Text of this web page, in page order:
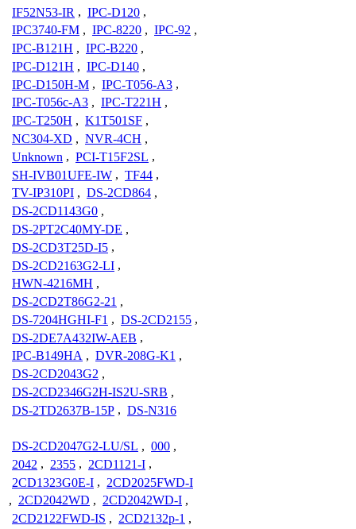
IF52N53-IR , IPC-D120 ,
IPC3740-FM , IPC-8220 , IPC-92 ,
IPC-B121H , IPC-B220 ,
IPC-D121H , IPC-D140 ,
IPC-D150H-M , IPC-T056-A3 ,
IPC-T056c-A3 , IPC-T221H ,
IPC-T250H , K1T501SF ,
NC304-XD , NVR-4CH ,
Unknown , PCI-T15F2SL ,
SH-IVB01UFE-IW , TF44 ,
TV-IP310PI , DS-2CD864 ,
DS-2CD1143G0 ,
DS-2PT2C40MY-DE ,
DS-2CD3T25D-I5 ,
DS-2CD2163G2-LI ,
HWN-4216MH ,
DS-2CD2T86G2-21 ,
DS-7204HGHI-F1 , DS-2CD2155 ,
DS-2DE7A432IW-AEB ,
IPC-B149HA , DVR-208G-K1 ,
DS-2CD2043G2 ,
DS-2CD2346G2H-IS2U-SRB ,
DS-2TD2637B-15P , DS-N316
DS-2CD2047G2-LU/SL , 000 ,
2042 , 2355 , 2CD1121-I ,
2CD1323G0E-I , 2CD2025FWD-I
, 2CD2042WD , 2CD2042WD-I ,
2CD2122FWD-IS , 2CD2132p-1 ,